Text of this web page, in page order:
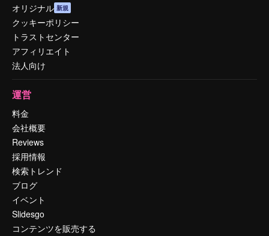
オリジナル 新規
クッキーポリシー
トラストセンター
アフィリエイト
法人向け
運営
料金
会社概要
Reviews
採用情報
検索トレンド
ブログ
イベント
Slidesgo
コンテンツを販売する